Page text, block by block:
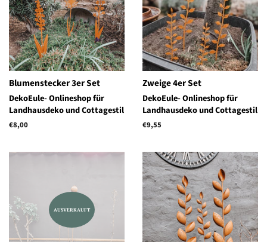
Blumenstecker 3er Set
DekoEule- Onlineshop für
Landhausdeko und Cottagestil
Normaler
€8,00
Zweige 4er Set
DekoEule- Onlineshop für
Landhausdeko und Cottagestil
Normaler
€9,55
AUSVERKAUFT